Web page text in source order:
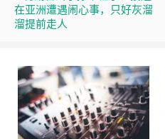
在亚洲遭遇闹心事，只好灰溜
溜提前走人